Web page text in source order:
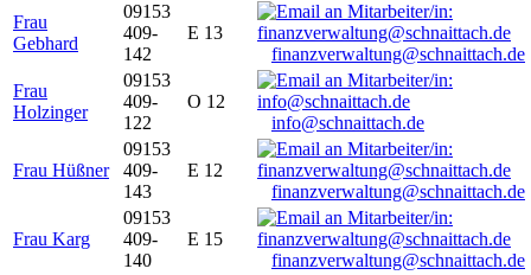
Frau
Gebhard
09153
409-
142
E 13
finanzverwaltung@schnaittach.de
Frau
Holzinger
09153
409-
122
O 12
info@schnaittach.de
Frau Hüßner
09153
409-
143
E 12
finanzverwaltung@schnaittach.de
Frau Karg
09153
409-
140
E 15
finanzverwaltung@schnaittach.de